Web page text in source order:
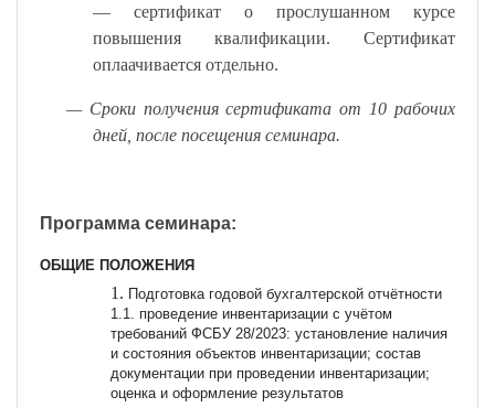
— сертификат о прослушанном курсе
повышения квалификации. Сертификат
оплаачивается отдельно.
— Сроки получения сертификата от 10 рабочих
дней, после посещения семинара.
Программа семинара:
ОБЩИЕ ПОЛОЖЕНИЯ
Подготовка годовой бухгалтерской отчётности
1.1. проведение инвентаризации с учётом
требований ФСБУ 28/2023: установление наличия
и состояния объектов инвентаризации; состав
документации при проведении инвентаризации;
оценка и оформление результатов